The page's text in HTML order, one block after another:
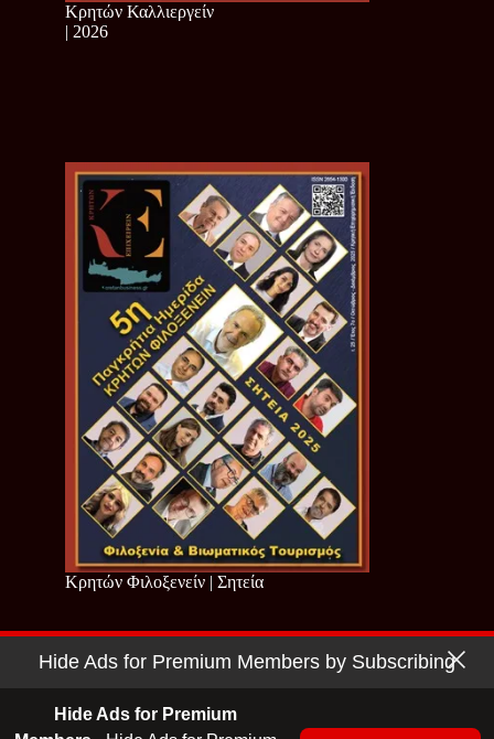
Κρητών Καλλιεργείν
| 2026
Κρητών Φιλοξενείν | Σητεία
Copyright © 2026 - Cretan Business | Κρητών Επιχειρείν
Hide Ads for Premium Members by Subscribing
Hide Ads for Premium